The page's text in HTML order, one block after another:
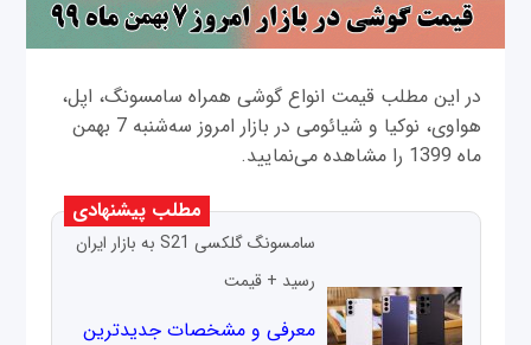
در این مطلب قیمت انواع گوشی همراه سامسونگ، اپل،
هواوی، نوکیا و شیائومی در بازار امروز ‌سه‌‌شنبه 7 بهمن
ماه 1399 را مشاهده می‌نمایید.
مطلب پیشنهادی
سامسونگ گلکسی S21 به بازار ایران
رسید + قیمت
معرفی و مشخصات جدیدترین